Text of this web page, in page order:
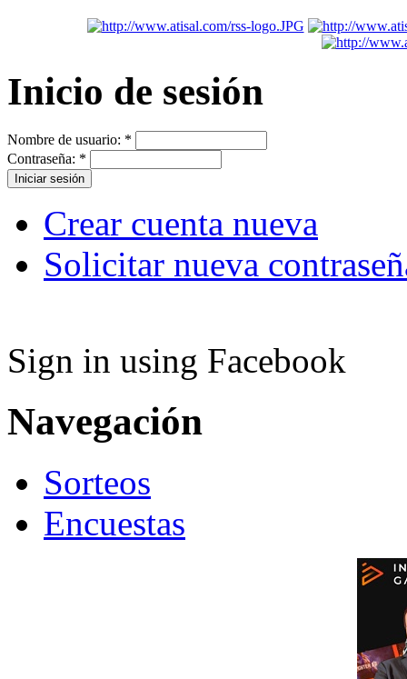
Inicio de sesión
Nombre de usuario: *
Contraseña: *
Crear cuenta nueva
Solicitar nueva
Sign in using Facebook
Navegación
Sorteos
Encuestas